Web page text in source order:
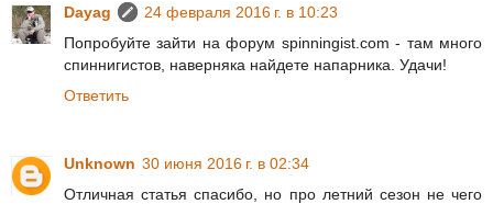
Dayag
24 февраля 2016 г. в 10:23
Попробуйте зайти на форум spinningist.com - там много
спиннигистов, наверняка найдете напарника. Удачи!
Ответить
Unknown 30 июня 2016 г. в 02:34
Отличная статья спасибо, но про летний сезон не чего